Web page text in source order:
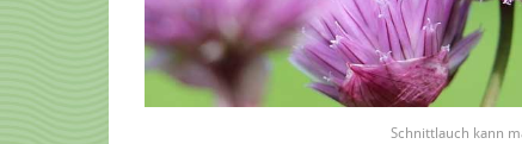
Schnittlauch kann